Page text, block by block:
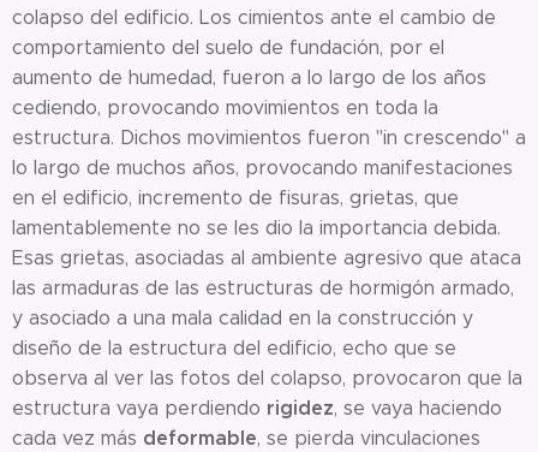
colapso del edificio. Los cimientos ante el cambio de
comportamiento del suelo de fundación, por el
aumento de humedad, fueron a lo largo de los años
cediendo, provocando movimientos en toda la
estructura. Dichos movimientos fueron "in crescendo" a
lo largo de muchos años, provocando manifestaciones
en el edificio, incremento de fisuras, grietas, que
lamentablemente no se les dio la importancia debida.
Esas grietas, asociadas al ambiente agresivo que ataca
las armaduras de las estructuras de hormigón armado,
y asociado a una mala calidad en la construcción y
diseño de la estructura del edificio, echo que se
observa al ver las fotos del colapso, provocaron que la
estructura vaya perdiendo rigidez, se vaya haciendo
cada vez más deformable, se pierda vinculaciones